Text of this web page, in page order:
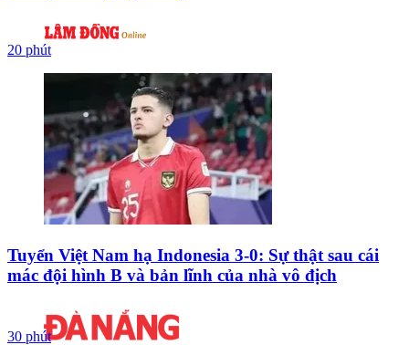
20 phút
Tuyển Việt Nam hạ Indonesia 3-0: Sự thật sau cái
mác đội hình B và bản lĩnh của nhà vô địch
30 phút